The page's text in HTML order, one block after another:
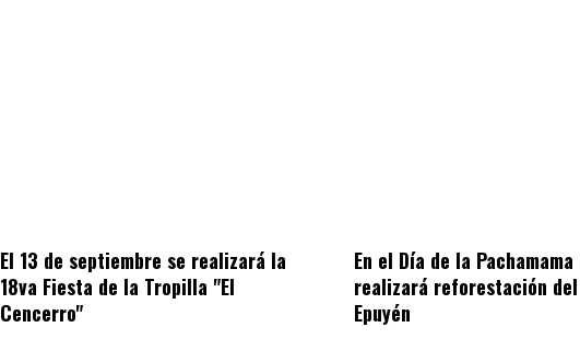
El 13 de septiembre se realizará la
18va Fiesta de la Tropilla "El
Cencerro"
En el Día de la Pachamama
realizará reforestación del
Epuyén